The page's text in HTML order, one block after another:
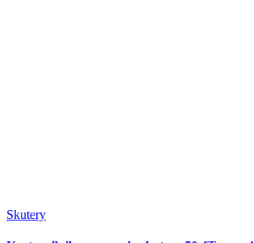
Skutery